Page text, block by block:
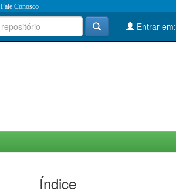
Fale Conosco
Entrar em:
Índice